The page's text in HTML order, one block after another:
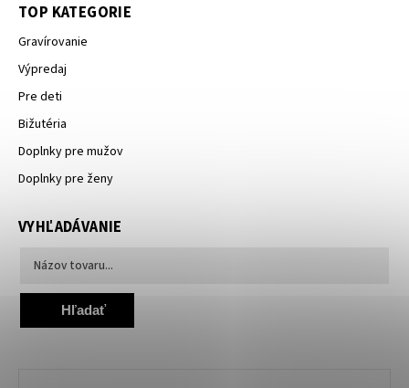
TOP KATEGORIE
Gravírovanie
Výpredaj
Pre deti
Bižutéria
Doplnky pre mužov
Doplnky pre ženy
VYHĽADÁVANIE
Hľadať